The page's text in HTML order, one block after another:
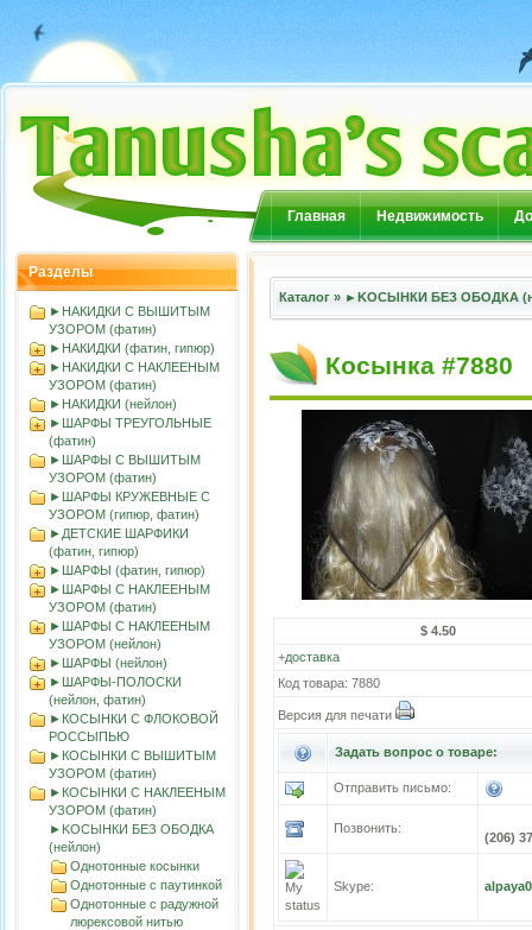
Главная Недвижимость
Разделы
►НАКИДКИ С ВЫШИТЫМ
УЗОРОМ (фатин)
►НАКИДКИ (фатин, гипюр)
►НАКИДКИ С НАКЛЕЕНЫМ
УЗОРОМ (фатин)
►НАКИДКИ (нейлон)
►ШАРФЫ ТРЕУГОЛЬНЫЕ
(фатин)
►ШАРФЫ С ВЫШИТЫМ
УЗОРОМ (фатин)
►ШАРФЫ КРУЖЕВНЫЕ С
УЗОРОМ (гипюр, фатин)
►ДЕТСКИЕ ШАРФИКИ
(фатин, гипюр)
►ШАРФЫ (фатин, гипюр)
►ШАРФЫ С НАКЛЕЕНЫМ
УЗОРОМ (фатин)
►ШАРФЫ С НАКЛЕЕНЫМ
УЗОРОМ (нейлон)
►ШАРФЫ (нейлон)
►ШАРФЫ-ПОЛОСКИ
(нейлон, фатин)
►КОСЫНКИ С ФЛОКОВОЙ
РОССЫПЬЮ
►КОСЫНКИ С ВЫШИТЫМ
УЗОРОМ (фатин)
►КОСЫНКИ С НАКЛЕЕНЫМ
УЗОРОМ (фатин)
►KOСЫНКИ БЕЗ ОБОДКА
(нейлон)
Однотонные косынки
Однотонные с паутинкой
Однотонные с радужной
люрексовой нитью
Каталог » ►KOСЫНКИ БЕЗ ОБОДКА
Косынка #7880
$ 4.50
+доставка
Код товара: 7880
Версия для печати
Задать вопрос о товаре:
Отправить письмо:
Позвонить:
(206)
Skype: